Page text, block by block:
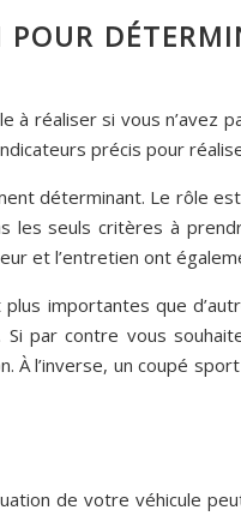
réaliser si vous n’avez
précis pour
déterminant. Le rôle
les seuls critères à
et l’entretien ont
importantes que
par contre vous
l’inverse, un coupé
de votre véhicule